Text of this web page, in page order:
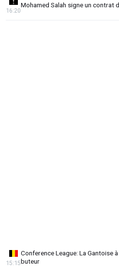
Mohamed Salah signe un contrat
16:20
Conference League: La Gantoise
buteur
15:15